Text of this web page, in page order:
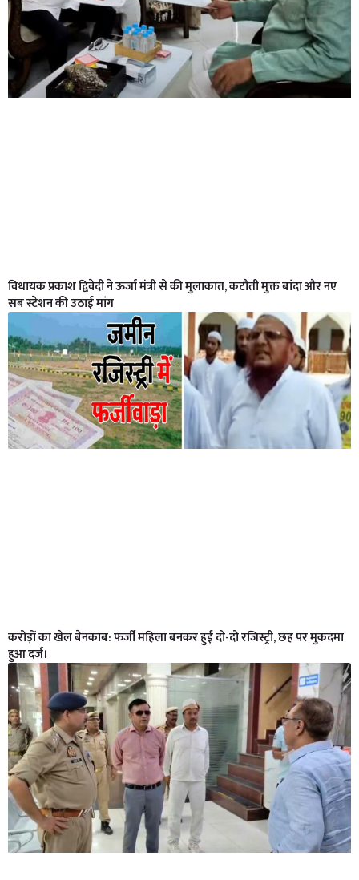
विधायक प्रकाश द्विवेदी ने ऊर्जा मंत्री से की मुलाकात, कटौती मुक्त बांदा और नए
सब स्टेशन की उठाई मांग
करोड़ों का खेल बेनकाब: फर्जी महिला बनकर हुई दो-दो रजिस्ट्री, छह पर मुकदमा
हुआ दर्ज।